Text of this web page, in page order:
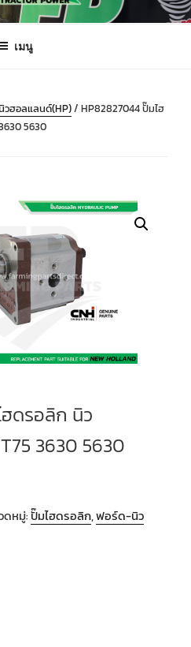
DIRECT
แทรกเตอร์ เครื่องมือจักรกลเกษตร จัดส่ง
เมนู
ฮอลแลนด์(HP)/ HP82827044 ปั๊มไฮ
5630
ดรอลิก นิว
3630 5630
ดหมู่:ปั๊มไฮดรอลิก,ฟอร์ด-นิว